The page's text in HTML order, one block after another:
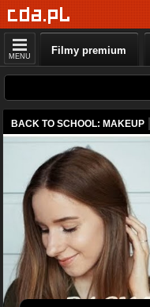
MENU Filmy premium
BACK TO SCHOOL: MAKEUP